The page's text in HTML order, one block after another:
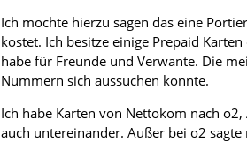
Ich möchte hierzu sagen das eine
kostet. Ich besitze einige Prepaid
habe für Freunde und Verwante. Die
Nummern sich aussuchen konnte.
Ich habe Karten von Nettokom nach
auch untereinander. Außer bei o2